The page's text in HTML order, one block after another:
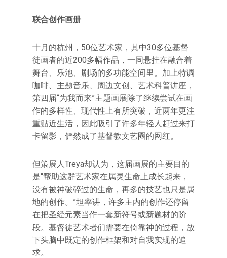
联合创作画册
十月的杭州，50位艺术家，其中30多位基督
徒画者的近200多幅作品，一同悬挂在融合着
舞台、乐池、剧场的多功能空间里。加上特调
咖啡、主题音乐、周边文创、艺术科普讲座，
第四届“为我而来”主题画展除了继续尝试在画
作的多样性、现代性上有所突破，近两年更注
重贴近生活，因此吸引了许多年轻人赶过来打
卡留影，俨然成了基督教文艺圈的网红。
但策展人Treya却认为，这届画展的主要目的
是“帮助这群艺术家在属灵生命上成长起来，
没有被神破碎过的生命，再多的技艺也只是属
地的创作。”坦率讲，许多主内的创作还停留
在把圣经元素当作一套新符号或新题材的阶
段。基督徒艺术者们需要在倚靠神的过程，放
下头脑中既定的创作框架和对自我实现的追
求。